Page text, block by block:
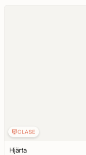
CLASE
Hjärta